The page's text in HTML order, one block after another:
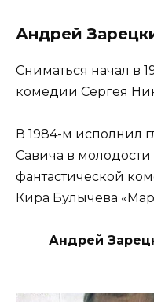
Андрей
Сниматься начал в
комедии Сергея
В 1984-м исполнил
Савича в
фантастической
Кира Булычева
Андрей